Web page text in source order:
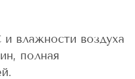
влажности воздуха
полная